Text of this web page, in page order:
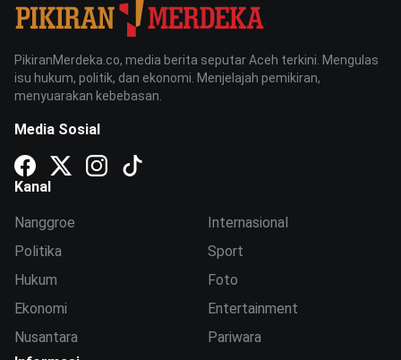
PikiranMerdeka.co, media berita seputar Aceh terkini. Mengulas
isu hukum, politik, dan ekonomi. Menjelajah pemikiran,
menyuarakan kebebasan.
Media Sosial
Kanal
Nanggroe
Politika
Hukum
Ekonomi
Nusantara
Internasional
Sport
Foto
Entertainment
Pariwara